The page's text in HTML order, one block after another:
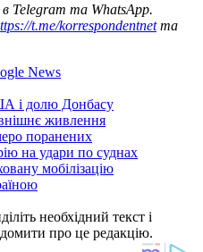
в Telegram та WhatsApp.
t.me/korrespondentnetта
News
і долю Донбасу
живлення
поранених
на удари по суднах
мобілізацію
необхідний текст і
про це редакцію.